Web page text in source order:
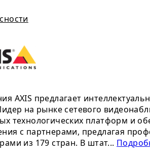
AXIS предлагает
на рынке сетевого
технологических платформ и
с партнерами, предлагая
из 179 стран. В штат...